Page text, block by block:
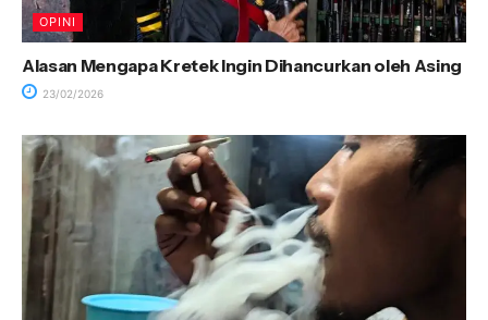
OPINI
Alasan Mengapa Kretek Ingin Dihancurkan oleh Asing
23/02/2026